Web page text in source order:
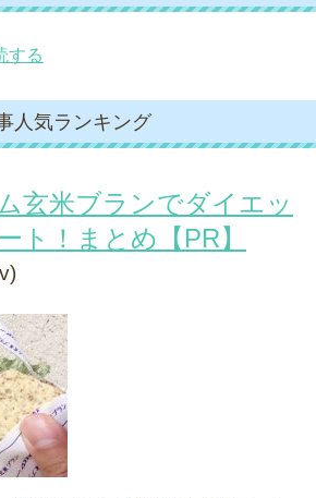
する
人気ランキング
玄米ブランでダイエッ
ト！まとめ【PR】